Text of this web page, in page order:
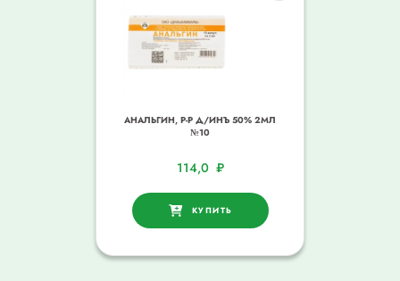
АНАЛЬГИН, Р-Р Д/ИНЪ 50% 2МЛ
№10
114,0 ₽
КУПИТЬ